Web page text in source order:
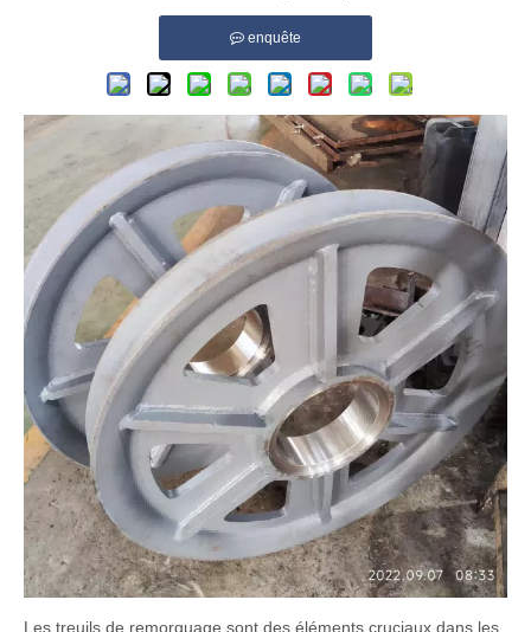
enquête
Les treuils de remorquage sont des éléments cruciaux dans les